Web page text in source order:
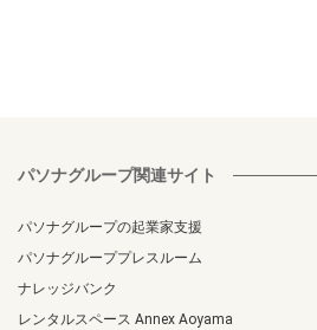
パソナグループ関連サイト
パソナグループの起業家支援
パソナグループプレスルーム
ナレッジバンク
レンタルスペース Annex Aoyama